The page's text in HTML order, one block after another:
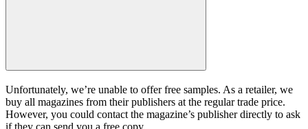
Unfortunately, we’re unable to offer free samples. As a retailer, we
buy all magazines from their publishers at the regular trade price.
However, you could contact the magazine’s publisher directly to ask
if they can send you a free copy.